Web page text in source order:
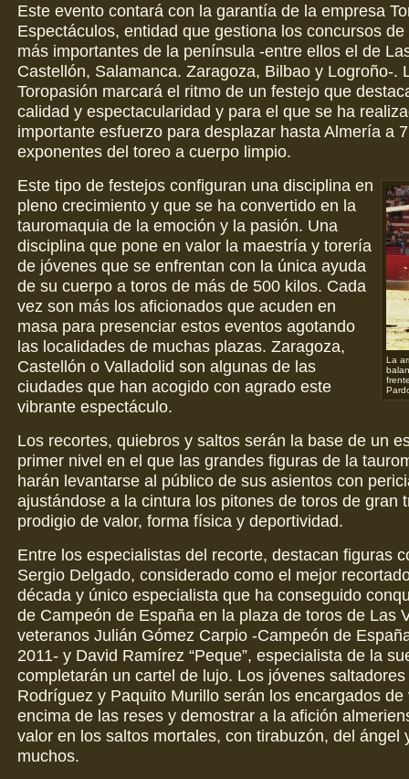
Este evento contará con la garantía de la empresa
Espectáculos, entidad que gestiona los concursos
más importantes de la península -entre ellos el de
Castellón, Salamanca. Zaragoza, Bilbao y Logroño-.
Toropasión marcará el ritmo de un festejo que
calidad y espectacularidad y para el que se ha
importante esfuerzo para desplazar hasta Almería a
exponentes del toreo a cuerpo limpio.
La
Este tipo de festejos configuran una disciplina en
pleno crecimiento y que se ha convertido en la
tauromaquia de la emoción y la pasión. Una
disciplina que pone en valor la maestría y torería
de jóvenes que se enfrentan con la única ayuda
de su cuerpo a toros de más de 500 kilos. Cada
vez son más los aficionados que acuden en
masa para presenciar estos eventos agotando
las localidades de muchas plazas. Zaragoza,
Castellón o Valladolid son algunas de las
ciudades que han acogido con agrado este
vibrante espectáculo.
Los recortes, quiebros y saltos serán la base de un
primer nivel en el que las grandes figuras de la
harán levantarse al público de sus asientos con
ajustándose a la cintura los pitones de toros de gran
prodigio de valor, forma física y deportividad.
Entre los especialistas del recorte, destacan figuras
Sergio Delgado, considerado como el mejor
década y único especialista que ha conseguido
de Campeón de España en la plaza de toros de Las
veteranos Julián Gómez Carpio -Campeón de
2011- y David Ramírez “Peque”, especialista de la
completarán un cartel de lujo. Los jóvenes saltadores
Rodríguez y Paquito Murillo serán los encargados de
encima de las reses y demostrar a la afición
valor en los saltos mortales, con tirabuzón, del ángel
muchos.